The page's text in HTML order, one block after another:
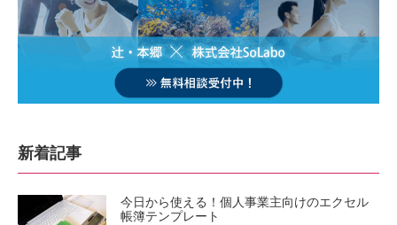
新着記事
今日から使える！個人事業主向けのエクセル
帳簿テンプレート